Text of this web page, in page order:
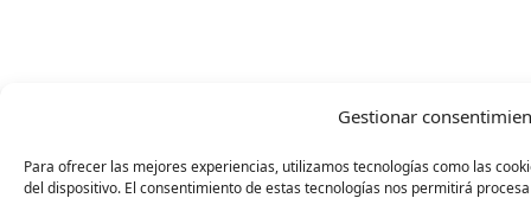
Gestionar
Para ofrecer las mejores experiencias, utilizamos tecnologías como las
del dispositivo. El consentimiento de estas tecnologías nos permitirá